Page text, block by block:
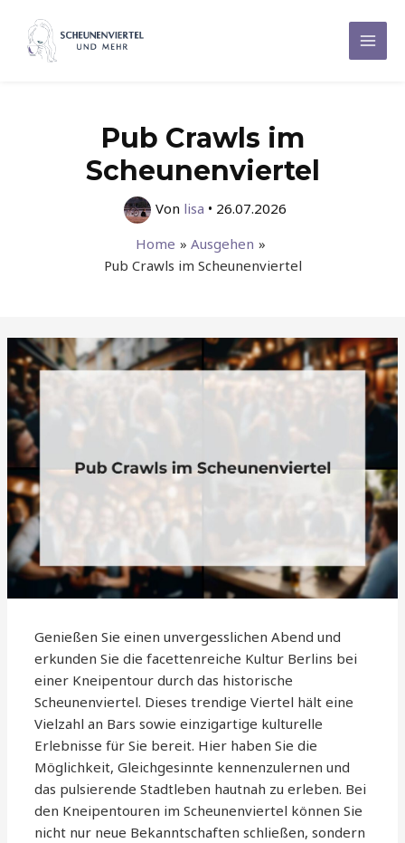
Inhalt
springen
Main
Pub Crawls im
Scheunenviertel
Von lisa • 26.07.2026
Home
Ausgehen
Pub Crawls im Scheunenviertel
Genießen Sie einen unvergesslichen Abend und
erkunden Sie die facettenreiche Kultur Berlins bei
einer Kneipentour durch das historische
Scheunenviertel. Dieses trendige Viertel hält eine
Vielzahl an Bars sowie einzigartige kulturelle
Erlebnisse für Sie bereit. Hier haben Sie die
Möglichkeit, Gleichgesinnte kennenzulernen und
das pulsierende Stadtleben hautnah zu erleben. Bei
den Kneipentouren im Scheunenviertel können Sie
nicht nur neue Bekanntschaften schließen, sondern